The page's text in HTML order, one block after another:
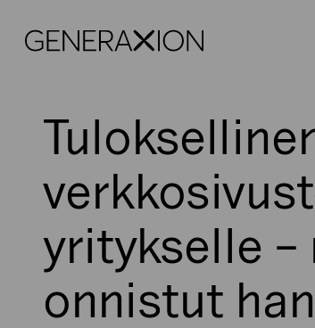
Generaxion
yritykselle –
onnistut